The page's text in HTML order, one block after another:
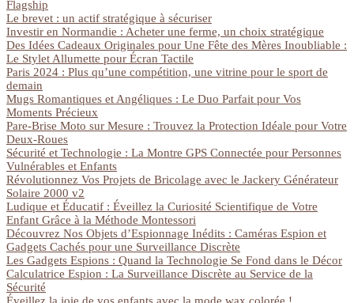
Flagship
Le brevet : un actif stratégique à sécuriser
Investir en Normandie : Acheter une ferme, un choix stratégique
Des Idées Cadeaux Originales pour Une Fête des Mères Inoubliable :
Le Stylet Allumette pour Écran Tactile
Paris 2024 : Plus qu’une compétition, une vitrine pour le sport de
demain
Mugs Romantiques et Angéliques : Le Duo Parfait pour Vos
Moments Précieux
Pare-Brise Moto sur Mesure : Trouvez la Protection Idéale pour Votre
Deux-Roues
Sécurité et Technologie : La Montre GPS Connectée pour Personnes
Vulnérables et Enfants
Révolutionnez Vos Projets de Bricolage avec le Jackery Générateur
Solaire 2000 v2
Ludique et Éducatif : Éveillez la Curiosité Scientifique de Votre
Enfant Grâce à la Méthode Montessori
Découvrez Nos Objets d’Espionnage Inédits : Caméras Espion et
Gadgets Cachés pour une Surveillance Discrète
Les Gadgets Espions : Quand la Technologie Se Fond dans le Décor
Calculatrice Espion : La Surveillance Discrète au Service de la
Sécurité